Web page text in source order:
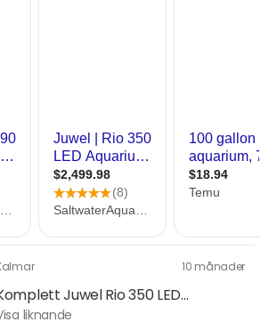
10 månader
Juwel Rio 350 LED...
liknande